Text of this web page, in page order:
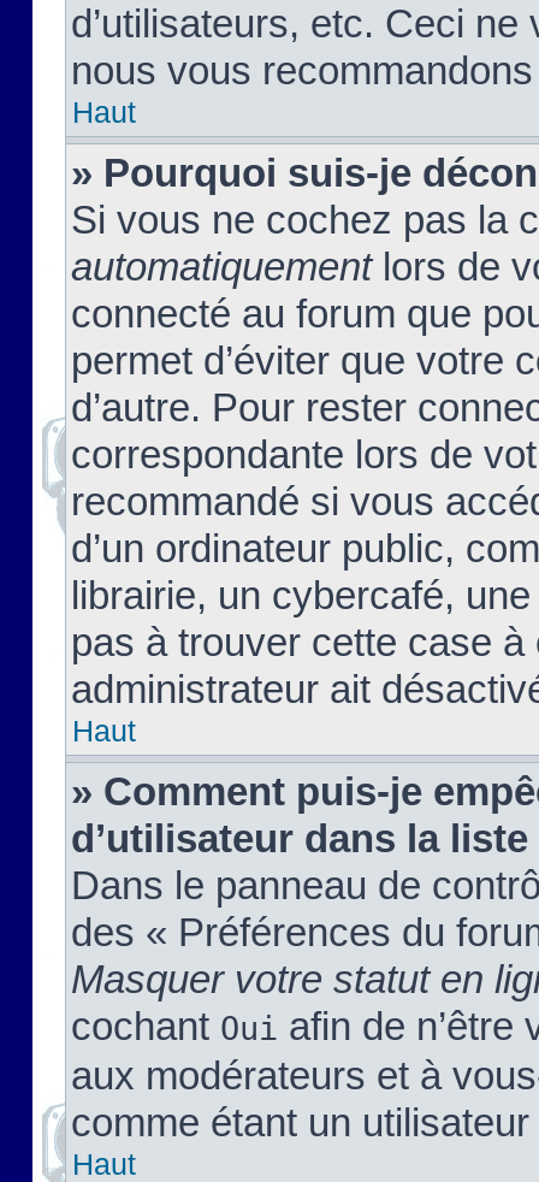
d’utilisateurs, etc. Ceci
nous vous
Haut
» Pourquoi suis-je
Si vous ne cochez pas la
automatiquementlors de
connecté au forum que
permet d’éviter que votre
d’autre. Pour rester
correspondante lors de
recommandé si vous
d’un ordinateur public,
librairie, un cybercafé,
pas à trouver cette case à
administrateur ait
Haut
» Comment puis-je
d’utilisateur dans la
Dans le panneau de
des « Préférences du
Masquer votre statut en
cochant Oui afin de n’être
aux modérateurs et à
comme étant un
Haut